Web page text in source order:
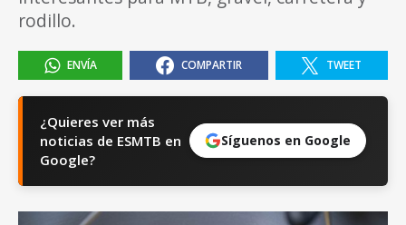
rodillo.
ENVÍA COMPARTIR TWEET
¿Quieres ver más
noticias de ESMTB en
Google?
Síguenos en Google